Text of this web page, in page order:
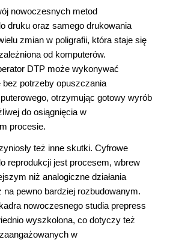
nowoczesnych metod
druku oraz samego drukowania
zmian w poligrafii, która staje się
od komputerów.
DTP może wykonywać
potrzeby opuszczania
otrzymując gotowy wyrób
do osiągnięcia w
procesie.
też inne skutki. Cyfrowe
reprodukcji jest procesem, wbrew
niż analogiczne działania
na pewno bardziej rozbudowanym.
nowoczesnego studia prepress
wyszkolona, co dotyczy też
w